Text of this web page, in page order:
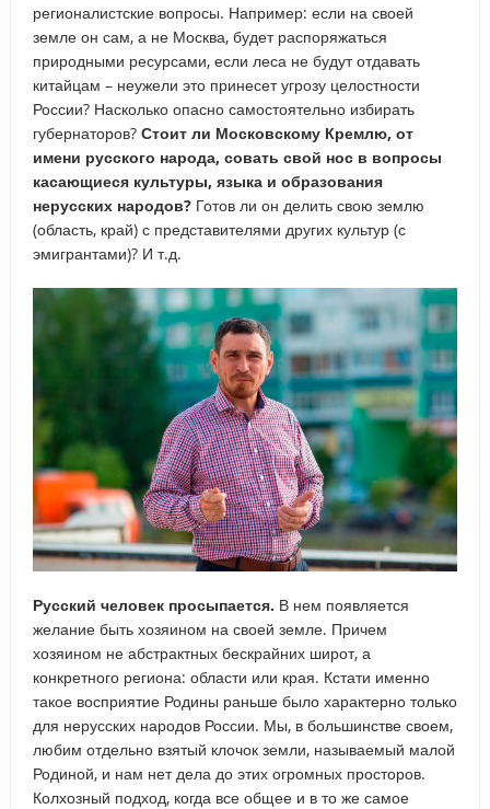
регионалистские вопросы. Например: если на своей
земле он сам, а не Москва, будет распоряжаться
природными ресурсами, если леса не будут отдавать
китайцам – неужели это принесет угрозу целостности
России? Насколько опасно самостоятельно избирать
губернаторов? Стоит ли Московскому Кремлю, от
имени русского народа, совать свой нос в вопросы
касающиеся культуры, языка и образования
нерусских народов?Готов ли он делить свою землю
(область, край) с представителями других культур (с
эмигрантами)? И т.д.
Русский человек просыпается. В нем появляется
желание быть хозяином на своей земле. Причем
хозяином не абстрактных бескрайних широт, а
конкретного региона: области или края. Кстати именно
такое восприятие Родины раньше было характерно только
для нерусских народов России. Мы, в большинстве своем,
любим отдельно взятый клочок земли, называемый малой
Родиной, и нам нет дела до этих огромных просторов.
Колхозный подход, когда все общее и в то же самое